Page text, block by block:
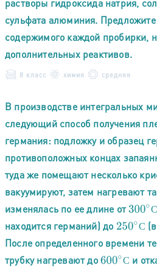
растворы гидроксида натрия,
сульфата алюминия.
содержимого каждой пробирки,
дополнительных реактивов.
8 класс химия средняя
В производстве интегральных
следующий способ получения
германия: подложку и образец
противоположных концах
туда же помещают несколько
вакуумируют, затем нагревают
изменялась по ее длине от
С
300∘С
находится германий) до
С
250∘С
После определенного времени
трубку нагревают до
С
600∘С и